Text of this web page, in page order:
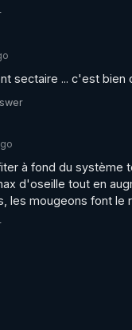
sectaire ... c'est bien
à fond du système
d'oseille tout en
les mougeons font le